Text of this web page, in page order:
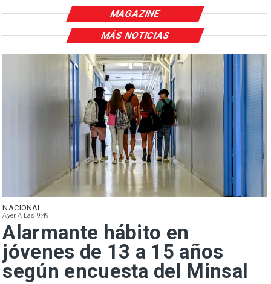
MAGAZINE
NACIONAL
Ayer A Las 9:49
Alarmante hábito en
jóvenes de 13 a 15 años
según encuesta del Minsal
MÁS NOTICIAS